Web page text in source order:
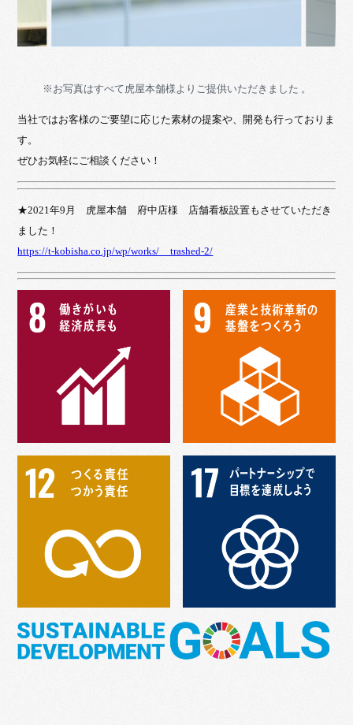
※お写真はすべて虎屋本舗様よりご提供いただきました 。
当社ではお客様のご要望に応じた素材の提案や、開発も行っておりま
す。
ぜひお気軽にご相談ください！
★2021年9月 虎屋本舗 府中店様 店舗看板設置もさせていただき
ました！
https://t-kobisha.co.jp/wp/works/__trashed-2/